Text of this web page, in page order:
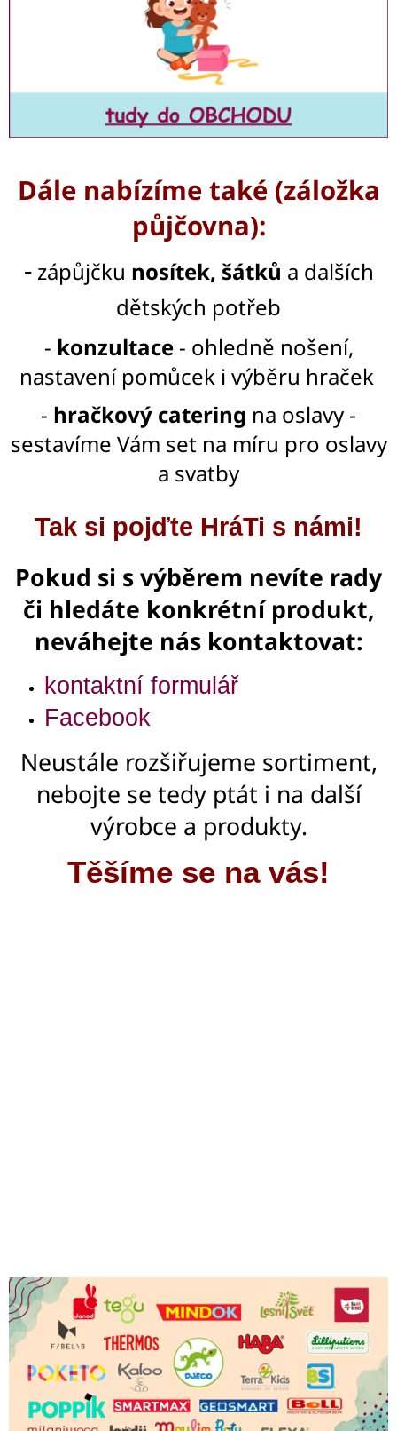
Dále nabízíme také (záložka
půjčovna):
-zápůjčku nosítek, šátků a dalších
dětských potřeb
- konzultace - ohledně nošení,
nastavení pomůcek i výběru hraček
- hračkový catering na oslavy -
sestavíme Vám set na míru pro oslavy
a svatby
Tak si pojďte HráTi s námi!
Pokud si s výběrem nevíte rady
či hledáte konkrétní produkt,
neváhejte nás kontaktovat:
kontaktní formulář
Facebook
Neustále rozšiřujeme sortiment,
nebojte se tedy ptát i na další
výrobce a produkty.
Těšíme se na vás!